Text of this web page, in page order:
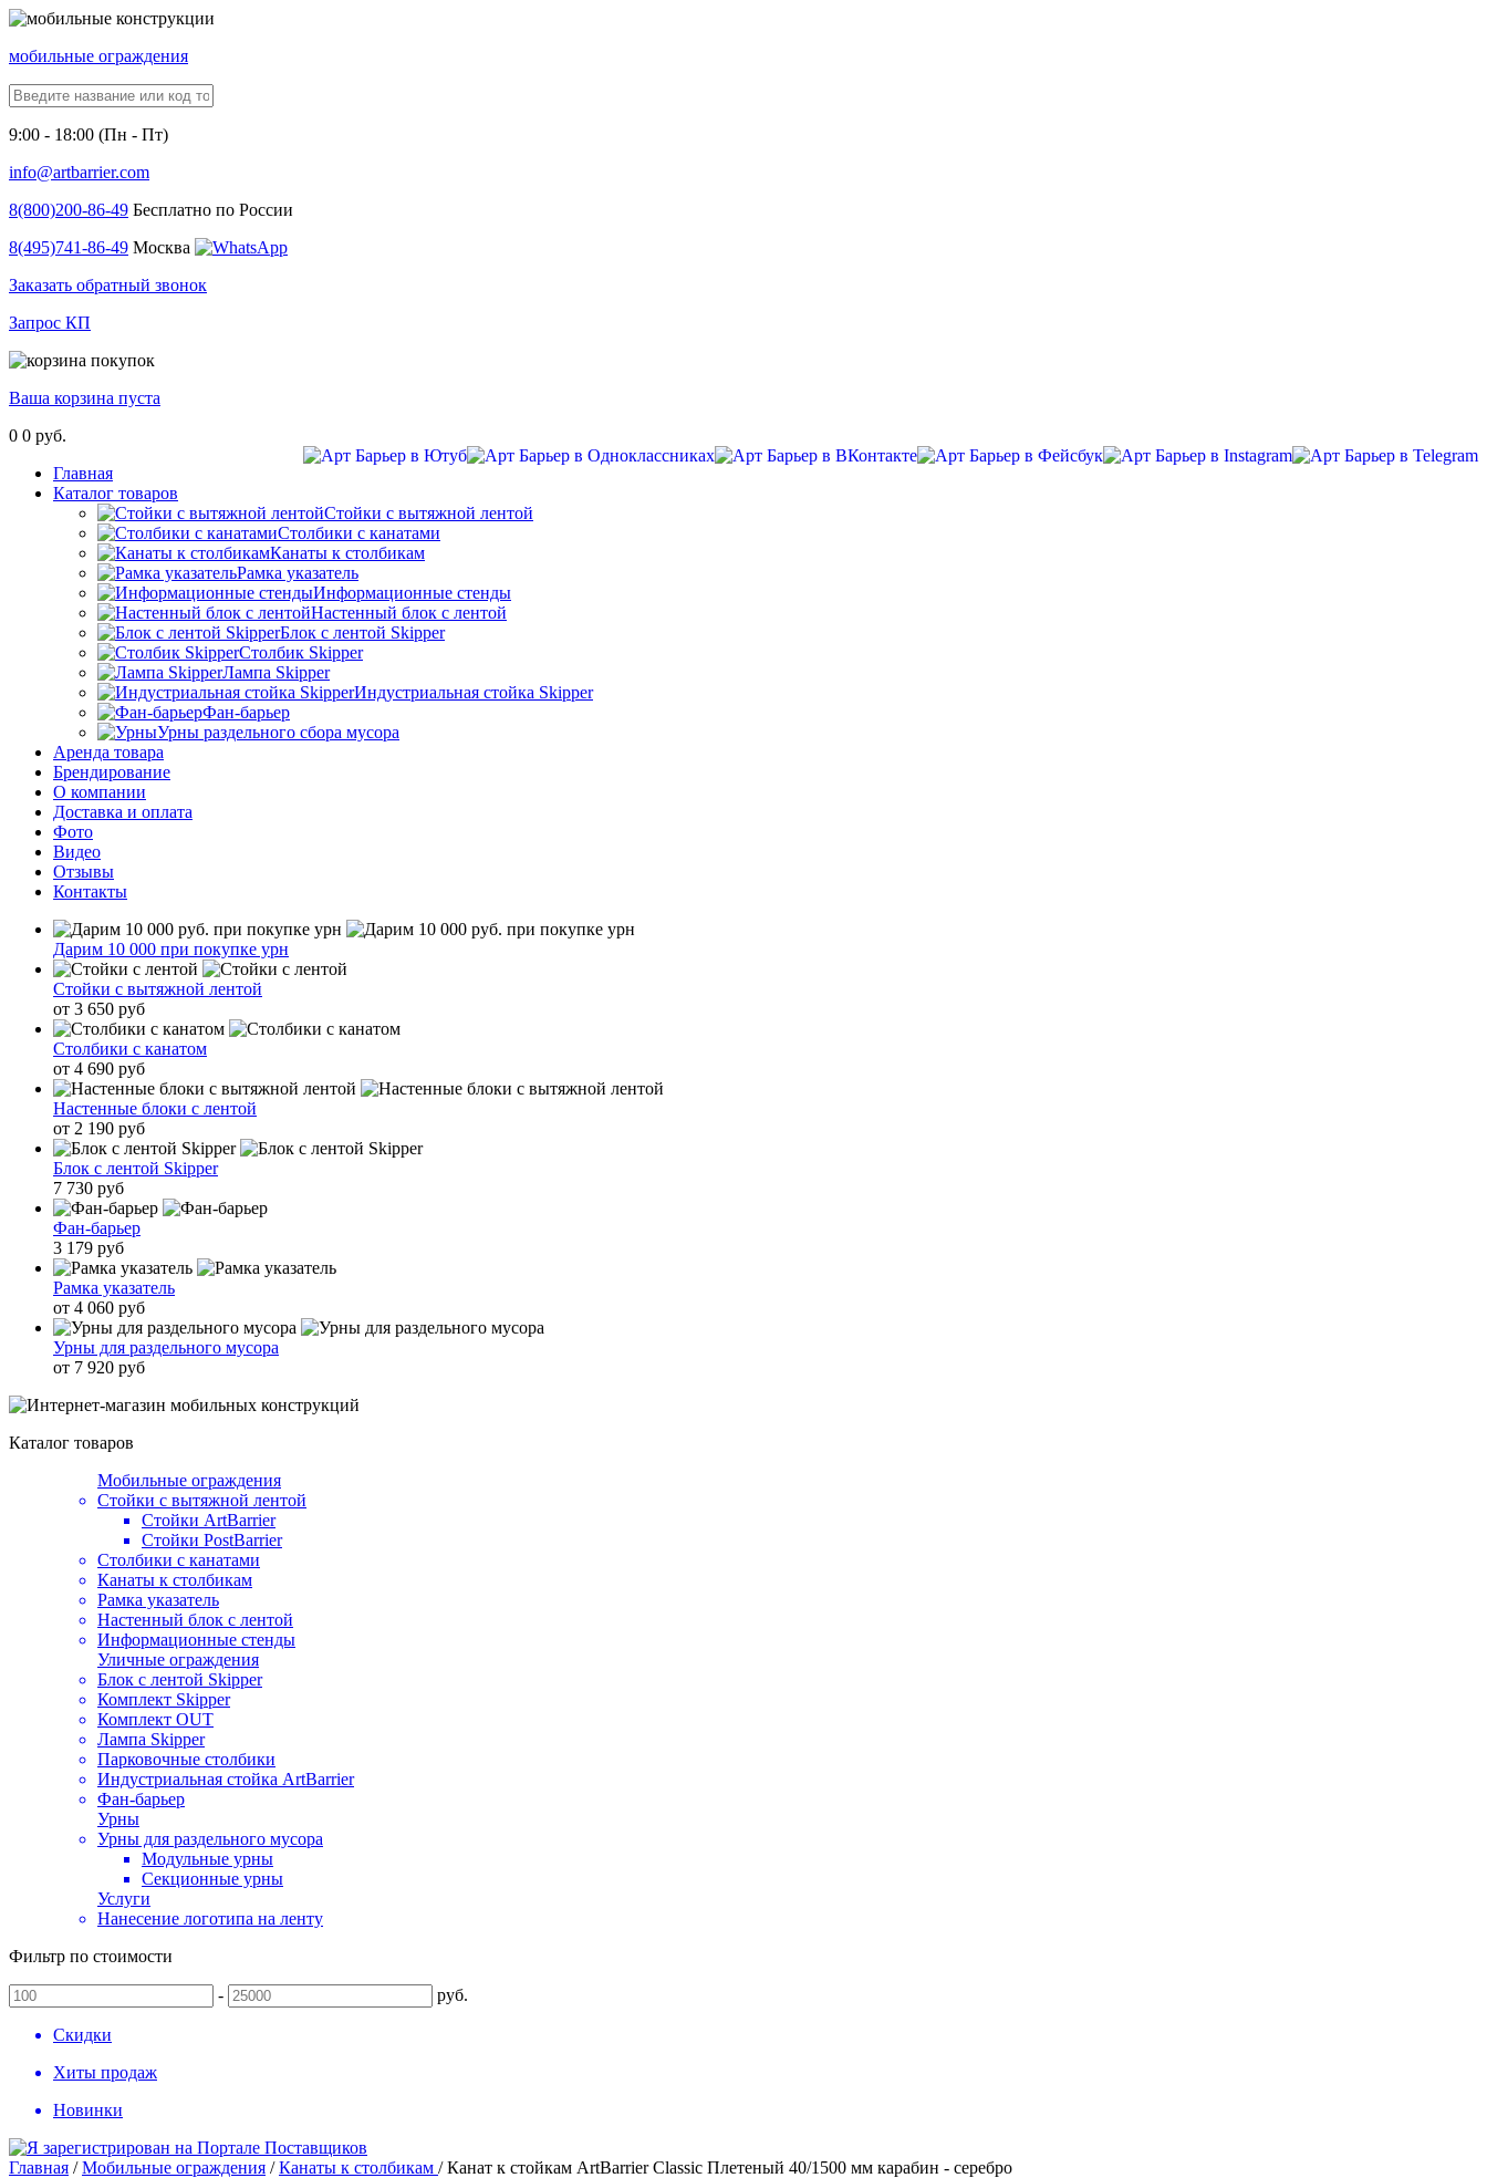
мобильные ограждения
9:00 - 18:00 (Пн - Пт)
info@artbarrier.com
8(800)200-86-49 Бесплатно по России
8(495)741-86-49 Москва
Заказать обратный звонок
Запрос КП
Ваша корзина пуста
0 0 руб.
Главная
Каталог товаров
Стойки с вытяжной лентой
Столбики с канатами
Канаты к столбикам
Рамка указатель
Информационные стенды
Настенный блок с лентой
Блок с лентой Skipper
Столбик Skipper
Лампа Skipper
Индустриальная стойка Skipper
Фан-барьер
Урны раздельного сбора мусора
Аренда товара
Брендирование
О компании
Доставка и оплата
Фото
Видео
Отзывы
Контакты
Дарим 10 000 при покупке урн
Стойки с вытяжной лентой
от 3 650 руб
Столбики с канатом
от 4 690 руб
Настенные блоки с лентой
от 2 190 руб
Блок с лентой Skipper
7 730 руб
Фан-барьер
3 179 руб
Рамка указатель
от 4 060 руб
Урны для раздельного мусора
от 7 920 руб
Каталог товаров
Мобильные ограждения
Стойки с вытяжной лентой
Стойки ArtBarrier
Стойки PostBarrier
Столбики с канатами
Канаты к столбикам
Рамка указатель
Настенный блок с лентой
Информационные стенды
Уличные ограждения
Блок с лентой Skipper
Комплект Skipper
Комплект OUT
Лампа Skipper
Парковочные столбики
Индустриальная стойка ArtBarrier
Фан-барьер
Урны
Урны для раздельного мусора
Модульные урны
Секционные урны
Услуги
Нанесение логотипа на ленту
Фильтр по стоимости
- руб.
Скидки
Хиты продаж
Новинки
Главная /Мобильные ограждения /Канаты к столбикам /Канат к стойкам ArtBarrier Classic Плетеный 40/1500 мм карабин - серебро